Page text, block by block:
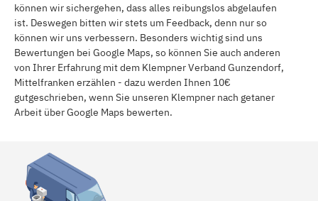
können wir sichergehen, dass alles reibungslos abgelaufen
ist. Deswegen bitten wir stets um Feedback, denn nur so
können wir uns verbessern. Besonders wichtig sind uns
Bewertungen bei Google Maps, so können Sie auch anderen
von Ihrer Erfahrung mit dem Klempner Verband Gunzendorf,
Mittelfranken erzählen - dazu werden Ihnen 10€
gutgeschrieben, wenn Sie unseren Klempner nach getaner
Arbeit über Google Maps bewerten.